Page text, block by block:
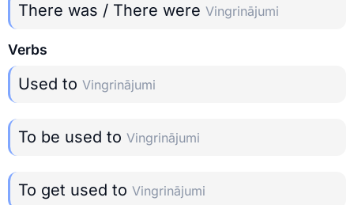
There was / There were Vingrinājumi
Verbs
Used to Vingrinājumi
To be used to Vingrinājumi
To get used to Vingrinājumi